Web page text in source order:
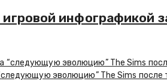
игровой инфографикой
эволюцию” The Sims после